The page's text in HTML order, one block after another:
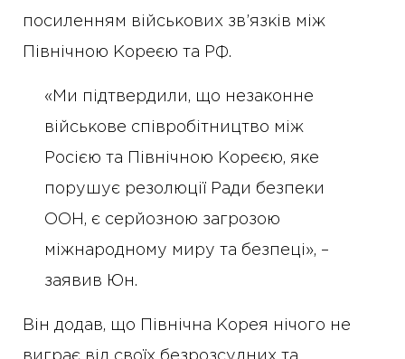
посиленням військових зв’язків між
Північною Кореєю та РФ.
«Ми підтвердили, що незаконне
військове співробітництво між
Росією та Північною Кореєю, яке
порушує резолюції Ради безпеки
ООН, є серйозною загрозою
міжнародному миру та безпеці», –
заявив Юн.
Він додав, що Північна Корея нічого не